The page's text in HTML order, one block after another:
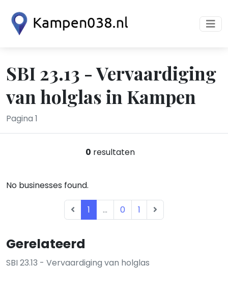
SBI 23.13 - Vervaardiging
van holglas in Kampen
Pagina 1
Gerelateerd
SBI 23.13 - Vervaardiging van holglas
0 resultaten
No businesses found.
1 ... 0 1